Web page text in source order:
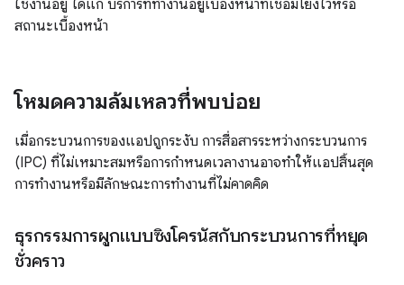
ใช้งานอยู่ ได้แก่ บริการที่ทำงานอยู่เบื้องหน้าที่เชื่อมโยงไว้หรือ
สถานะเบื้องหน้า
โหมดความล้มเหลวที่พบบ่อย
เมื่อกระบวนการของแอปถูกระงับ การสื่อสารระหว่างกระบวนการ
(IPC) ที่ไม่เหมาะสมหรือการกำหนดเวลางานอาจทำให้แอปสิ้นสุด
การทำงานหรือมีลักษณะการทำงานที่ไม่คาดคิด
ธุรกรรมการผูกแบบซิงโครนัสกับกระบวนการที่หยุด
ชั่วคราว